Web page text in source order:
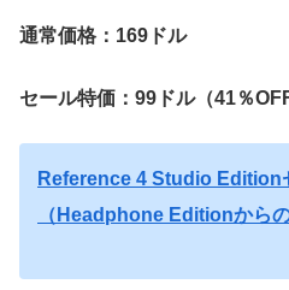
通常価格：169ドル
セール特価：99ドル（41％OFF
Reference 4 Studio Edition
（Headphone Editionからの